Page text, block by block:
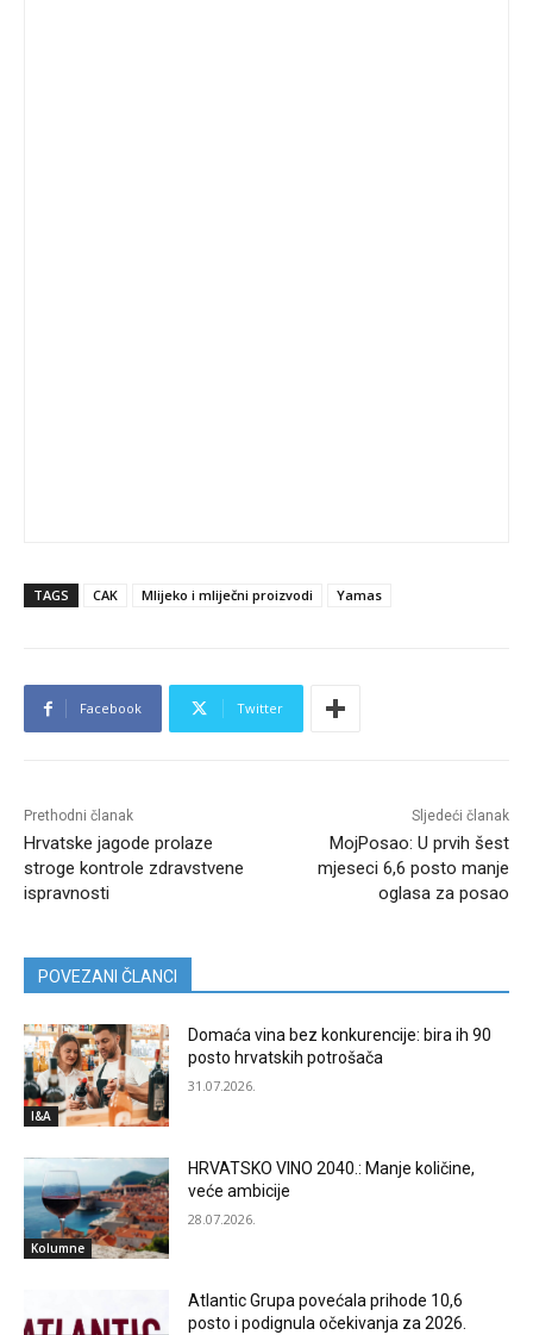
TAGS CAK Mlijeko i mliječni proizvodi Yamas
Facebook Twitter
Prethodni članak
Hrvatske jagode prolaze
stroge kontrole zdravstvene
ispravnosti
Sljedeći članak
MojPosao: U prvih šest
mjeseci 6,6 posto manje
oglasa za posao
POVEZANI ČLANCI
I&A
Domaća vina bez konkurencije: bira ih 90
posto hrvatskih potrošača
31.07.2026.
Kolumne
HRVATSKO VINO 2040.: Manje količine,
veće ambicije
28.07.2026.
Atlantic Grupa povećala prihode 10,6
posto i podignula očekivanja za 2026.